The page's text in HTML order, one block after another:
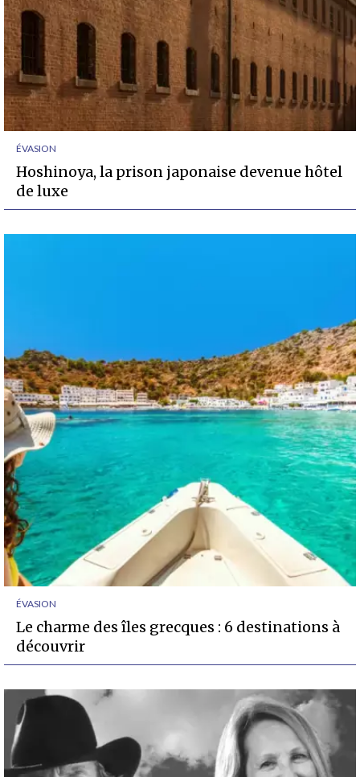
ÉVASION
Hoshinoya, la prison japonaise devenue hôtel
de luxe
ÉVASION
Le charme des îles grecques : 6 destinations à
découvrir